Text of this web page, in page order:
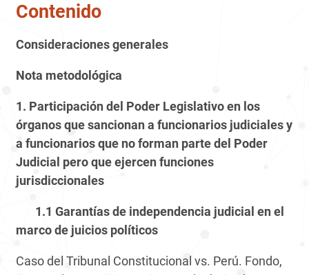
Contenido
Consideraciones generales
Nota metodológica
1. Participación del Poder Legislativo en los
órganos que sancionan a funcionarios judiciales y
a funcionarios que no forman parte del Poder
Judicial pero que ejercen funciones
jurisdiccionales
1.1 Garantías de independencia judicial en el
marco de juicios políticos
Caso del Tribunal Constitucional vs. Perú. Fondo,